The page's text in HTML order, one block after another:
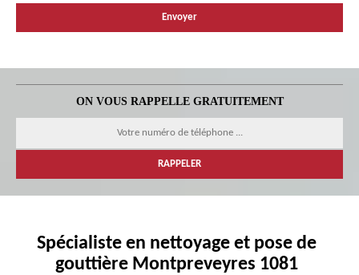
ON VOUS RAPPELLE GRATUITEMENT
Spécialiste en nettoyage et pose de
gouttière Montpreveyres 1081